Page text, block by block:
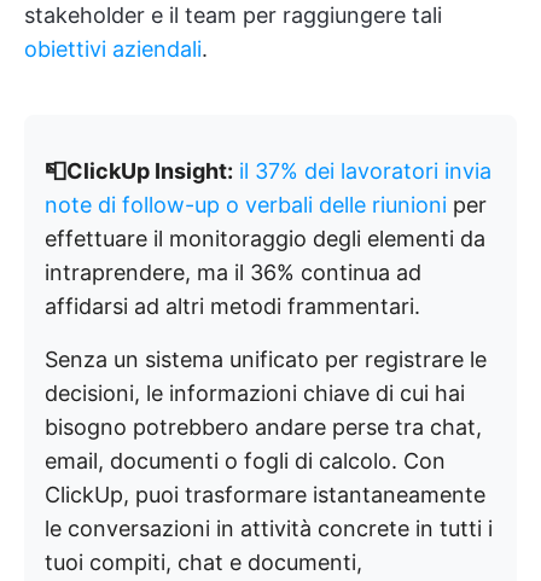
stakeholder e il team per raggiungere tali
obiettivi aziendali.
📮ClickUp Insight: il 37% dei lavoratori invia
note di follow-up o verbali delle riunioni per
effettuare il monitoraggio degli elementi da
intraprendere, ma il 36% continua ad
affidarsi ad altri metodi frammentari.
Senza un sistema unificato per registrare le
decisioni, le informazioni chiave di cui hai
bisogno potrebbero andare perse tra chat,
email, documenti o fogli di calcolo. Con
ClickUp, puoi trasformare istantaneamente
le conversazioni in attività concrete in tutti i
tuoi compiti, chat e documenti,